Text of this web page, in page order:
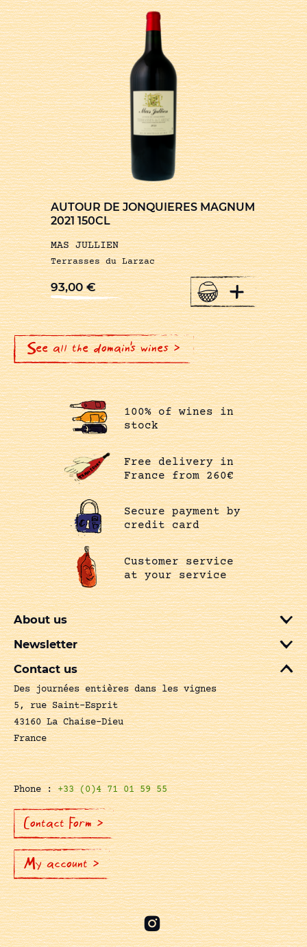
AUTOUR DE JONQUIERES MAGNUM
2021 150CL
MAS JULLIEN
Terrasses du Larzac
93,00€ +
See all the domain's wines >
100% of wines in
stock
Free delivery in
France from 260€
Secure payment by
credit card
Customer service
at your service
About us
Newsletter
Contact us
Des journées entières dans les vignes
5, rue Saint-Esprit
43160 La Chaise-Dieu
France
Phone :+33 (0)4 71 01 59 55
Contact Form >
My account >